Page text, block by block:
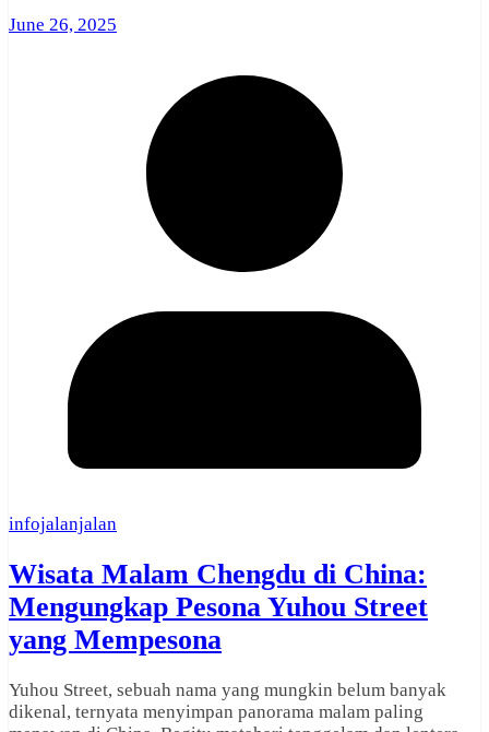
June 26, 2025
infojalanjalan
Wisata Malam Chengdu di China:
Mengungkap Pesona Yuhou Street
yang Mempesona
Yuhou Street, sebuah nama yang mungkin belum banyak
dikenal, ternyata menyimpan panorama malam paling